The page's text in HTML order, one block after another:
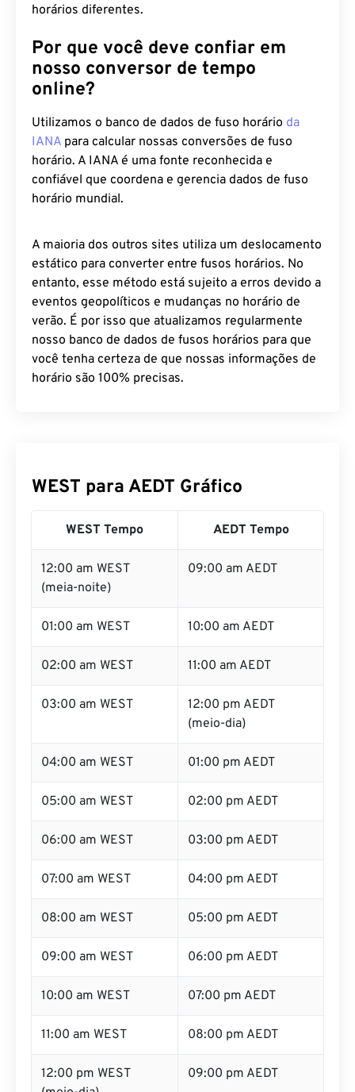
horários diferentes.
Por que você deve confiar em
nosso conversor de tempo
online?
Utilizamos o banco de dados de fuso horário da
IANA para calcular nossas conversões de fuso
horário. A IANA é uma fonte reconhecida e
confiável que coordena e gerencia dados de fuso
horário mundial.
A maioria dos outros sites utiliza um deslocamento
estático para converter entre fusos horários. No
entanto, esse método está sujeito a erros devido a
eventos geopolíticos e mudanças no horário de
verão. É por isso que atualizamos regularmente
nosso banco de dados de fusos horários para que
você tenha certeza de que nossas informações de
horário são 100% precisas.
WEST para AEDT Gráfico
WEST Tempo AEDT Tempo
12:00 am WEST
(meia-noite)
09:00 am AEDT
01:00 am WEST 10:00 am AEDT
02:00 am WEST 11:00 am AEDT
03:00 am WEST
12:00 pm AEDT
(meio-dia)
04:00 am WEST 01:00 pm AEDT
05:00 am WEST 02:00 pm AEDT
06:00 am WEST 03:00 pm AEDT
07:00 am WEST 04:00 pm AEDT
08:00 am WEST 05:00 pm AEDT
09:00 am WEST 06:00 pm AEDT
10:00 am WEST 07:00 pm AEDT
11:00 am WEST 08:00 pm AEDT
12:00 pm WEST
09:00 pm AEDT